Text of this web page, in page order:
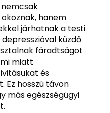
hanem
járhatnak a testi
küzdő
fáradtságot
miatt
és
Ez hosszú távon
más egészségügyi